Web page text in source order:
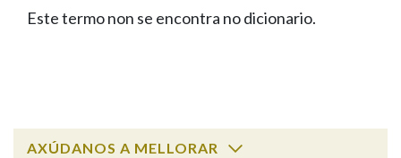
FIGURAS HOMENAXEADAS
PORTAL DAS PALABRAS
Facebook
TwitterYoutubeInstagram
Bluesky
BUSCAR NOS LEMAS
Remata por
Este termo non se encontra no dicionario.
AXÚDANOS A MELLORAR